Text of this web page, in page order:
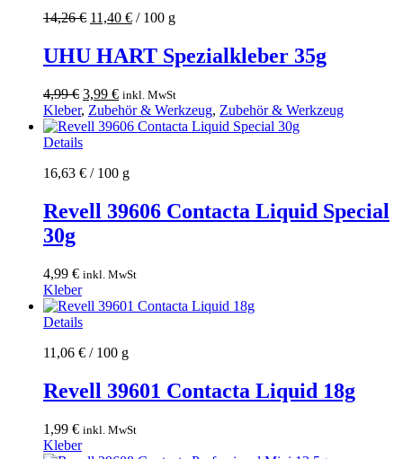
Produktseite
werden
14,26€ 11,40 € / 100 g
UHU HART Spezialkleber 35g
4,99€ Ursprünglicher
Preis
war:
4,99 €
3,99 €Aktueller
Preis
ist:
inkl. MwSt
Kleber, Zubehör & Werkzeug, Zubehör & Werkzeug
Details
16,63 € / 100 g
Revell 39606 Contacta Liquid Special
30g
4,99 € inkl. MwSt
Kleber
Details
11,06 € / 100 g
Revell 39601 Contacta Liquid 18g
1,99 € inkl. MwSt
Kleber